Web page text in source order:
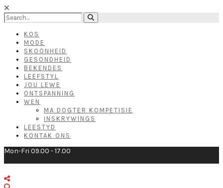
KOS
MODE
SKOONHEID
GESONDHEID
BEKENDES
LEEFSTYL
JOU LEWE
ONTSPANNING
WEN
MA DOGTER KOMPETISIE
INSKRYWINGS
LEESTYD
KONTAK ONS
Mon-Fri 09.00 - 17.00